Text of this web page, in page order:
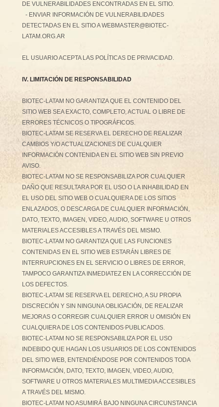
DE VULNERABILIDADES ENCONTRADAS EN EL SITIO.
- ENVIAR INFORMACIÓN DE VULNERABILIDADES
DETECTADAS EN EL SITIO A WEBMASTER@BIOTEC-
LATAM.ORG.AR
EL USUARIO ACEPTA LAS POLÍTICAS DE PRIVACIDAD.
IV. LIMITACIÓN DE RESPONSABILIDAD
BIOTEC-LATAM NO GARANTIZA QUE EL CONTENIDO DEL
SITIO WEB SEA EXACTO, COMPLETO, ACTUAL O LIBRE DE
ERRORES TÉCNICOS O TIPOGRÁFICOS.
BIOTEC-LATAM SE RESERVA EL DERECHO DE REALIZAR
CAMBIOS Y/O ACTUALIZACIONES DE CUALQUIER
INFORMACIÓN CONTENIDA EN EL SITIO WEB SIN PREVIO
AVISO.
BIOTEC-LATAM NO SE RESPONSABILIZA POR CUALQUIER
DAÑO QUE RESULTARA POR EL USO O LA INHABILIDAD EN
EL USO DEL SITIO WEB O CUALQUIERA DE LOS SITIOS
ENLAZADOS, O DESCARGA DE CUALQUIER INFORMACIÓN,
DATO, TEXTO, IMAGEN, VIDEO, AUDIO, SOFTWARE U OTROS
MATERIALES ACCESIBLES A TRAVÉS DEL MISMO.
BIOTEC-LATAM NO GARANTIZA QUE LAS FUNCIONES
CONTENIDAS EN EL SITIO WEB ESTARÁN LIBRES DE
INTERRUPCIONES EN EL SERVICIO O LIBRES DE ERROR,
TAMPOCO GARANTIZA INMEDIATEZ EN LA CORRECCIÓN DE
LOS DEFECTOS.
BIOTEC-LATAM SE RESERVA EL DERECHO, A SU PROPIA
DISCRECIÓN Y SIN NINGUNA OBLIGACIÓN, DE REALIZAR
MEJORAS O CORREGIR CUALQUIER ERROR U OMISIÓN EN
CUALQUIERA DE LOS CONTENIDOS PUBLICADOS.
BIOTEC-LATAM NO SE RESPONSABILIZA POR EL USO
INDEBIDO QUE HAGAN LOS USUARIOS DE LOS CONTENIDOS
DEL SITIO WEB, ENTENDIÉNDOSE POR CONTENIDOS TODA
INFORMACIÓN, DATO, TEXTO, IMAGEN, VIDEO, AUDIO,
SOFTWARE U OTROS MATERIALES MULTIMEDIA ACCESIBLES
A TRAVÉS DEL MISMO.
BIOTEC-LATAM NO ASUMIRÁ BAJO NINGUNA CIRCUNSTANCIA